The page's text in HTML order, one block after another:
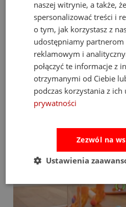
eleganckiprezent na roczeklub na
maluszka.
Wspieraj rozwój swojego dziecka
wybierz sensorycznego ślimaka
Bestsellery
naszej witrynie, a także,
spersonalizować treści i
o tym, jak korzystasz z
udostępniamy partnerom
reklamowym i
połączyć te informacje z
otrzymanymi od Ciebie
podczas korzystania z ich
prywatności
Zezwól na
Ustawienia